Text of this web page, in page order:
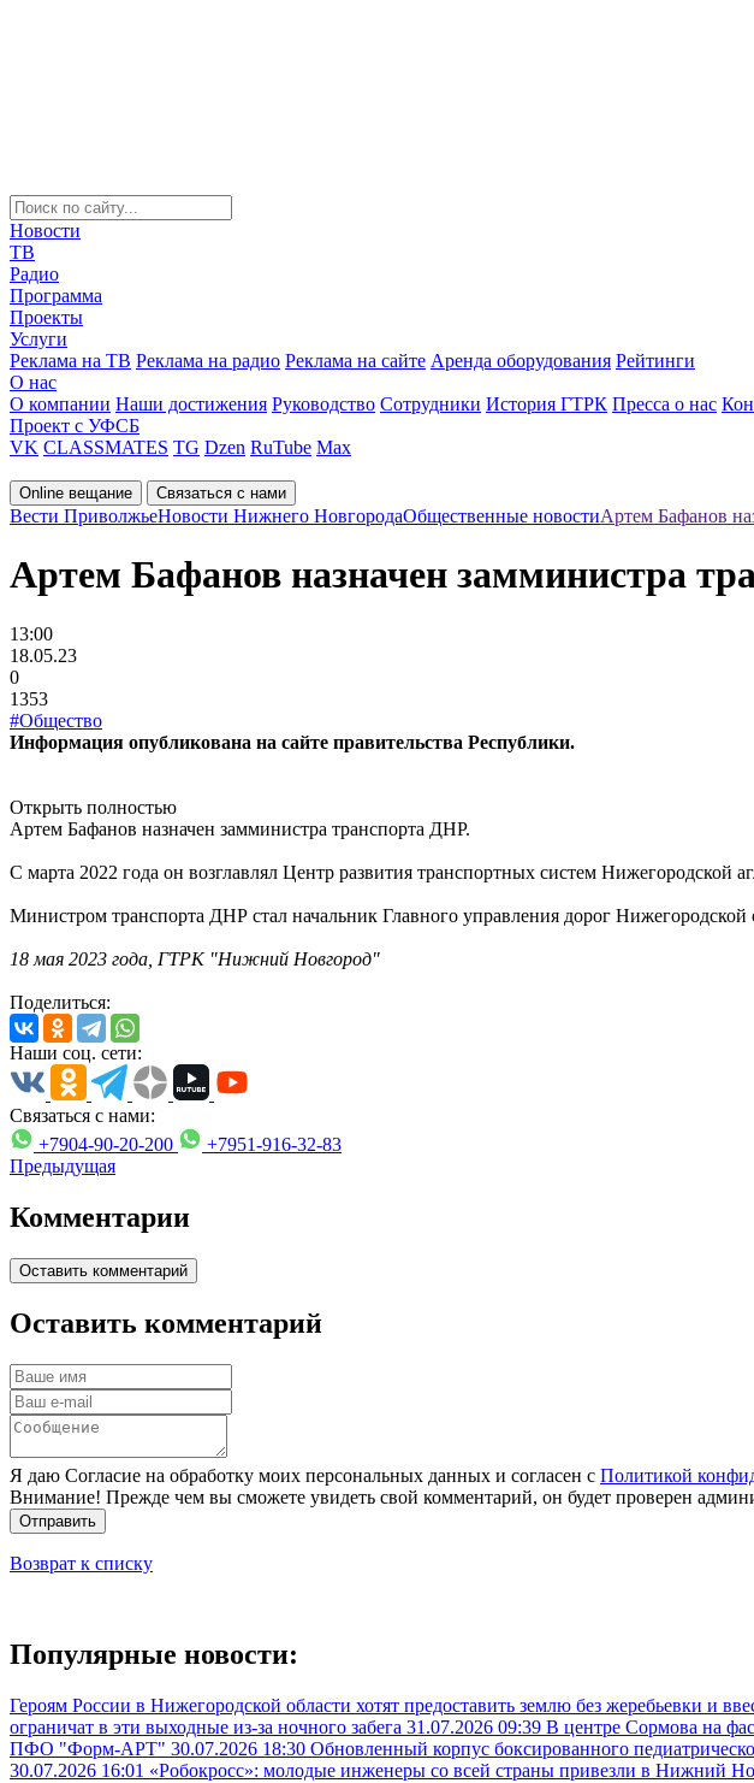
Новости
ТВ
Радио
Программа
Проекты
Услуги
Реклама на ТВ Реклама на радио Реклама на сайте Аренда оборудования Рейтинги
О нас
О компании Наши достижения Руководство Сотрудники История ГТРК Пресса о нас
Проект с УФСБ
VK CLASSMATES TG Dzen RuTube Max
Online вещание Связаться с нами
Вести ПриволжьеНовости Нижнего НовгородаОбщественные новостиАртем Бафанов
Артем Бафанов назначен замминистра
13:00
18.05.23
0
1353
#Общество
Информация опубликована на сайте правительства Республики.
Открыть полностью
Артем Бафанов назначен замминистра транспорта ДНР.
С марта 2022 года он возглавлял Центр развития транспортных систем Нижегородской
Министром транспорта ДНР стал начальник Главного управления дорог
18 мая 2023 года, ГТРК "Нижний Новгород"
Поделиться:
Наши соц. сети:
Связаться с нами:
+7904-90-20-200
+7951-916-32-83
Предыдущая
Комментарии
Оставить комментарий
Оставить комментарий
Я даю Согласие на обработку моих персональных данных и согласен с Политикой
Внимание! Прежде чем вы сможете увидеть свой комментарий, он будет проверен
Отправить
Возврат к списку
Популярные новости:
Героям России в Нижегородской области хотят предоставить землю без жеребьевки и
ограничат в эти выходные из-за ночного забега 31.07.2026 09:39 В центре Сормова на
ПФО "Форм-АРТ" 30.07.2026 18:30 Обновленный корпус боксированного
30.07.2026 16:01 «Робокросс»: молодые инженеры со всей страны привезли в Нижний